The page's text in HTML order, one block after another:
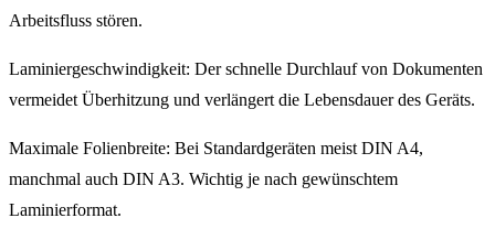
Arbeitsfluss stören.
Laminiergeschwindigkeit: Der schnelle Durchlauf von Dokumenten
vermeidet Überhitzung und verlängert die Lebensdauer des Geräts.
Maximale Folienbreite: Bei Standardgeräten meist DIN A4,
manchmal auch DIN A3. Wichtig je nach gewünschtem
Laminierformat.